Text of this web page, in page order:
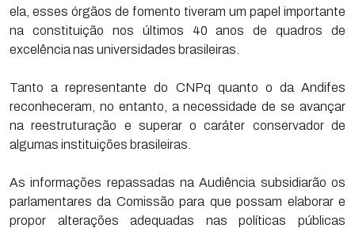
ela, esses órgãos de fomento tiveram um papel importante
na constituição nos últimos 40 anos de quadros de
excelência nas universidades brasileiras.
Tanto a representante do CNPq quanto o da Andifes
reconheceram, no entanto, a necessidade de se avançar
na reestruturação e superar o caráter conservador de
algumas instituições brasileiras.
As informações repassadas na Audiência subsidiarão os
parlamentares da Comissão para que possam elaborar e
propor alterações adequadas nas políticas públicas